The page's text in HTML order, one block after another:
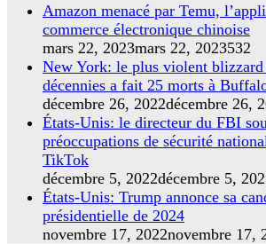
Amazon menacé par Temu,
commerce électronique chinoise
mars 22, 2023mars 22, 2023532
New York: le plus violent blizzard
décennies a fait 25 morts à
décembre 26, 2022décembre 26,
États-Unis: le directeur du FBI
préoccupations de sécurité
TikTok
décembre 5, 2022décembre 5,
États-Unis: Trump annonce sa
présidentielle de 2024
novembre 17, 2022novembre 17,